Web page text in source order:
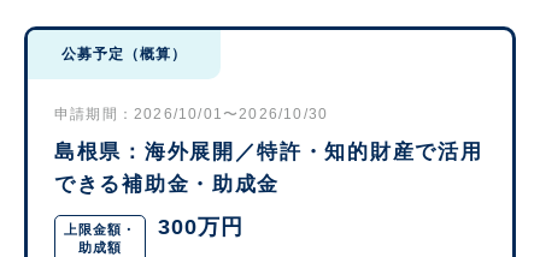
公募予定（概算）
申請期間：2026/10/01〜2026/10/30
島根県：海外展開／特許・知的財産で活用
できる補助金・助成金
上限金額・
助成額
300万円